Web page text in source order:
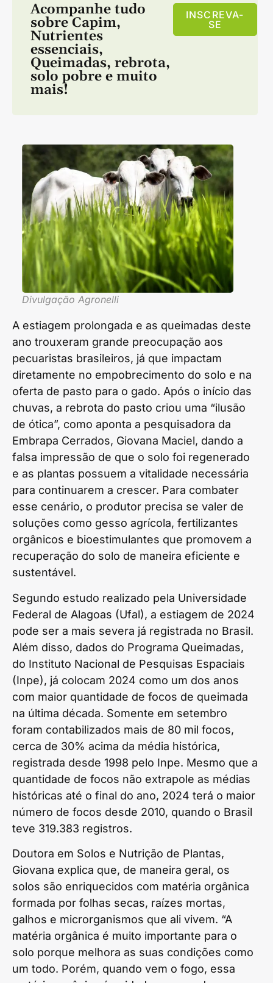
Acompanhe tudo
sobre Capim,
Nutrientes
essenciais,
Queimadas, rebrota,
solo pobre e muito
mais!
INSCREVA-
SE
Divulgação Agronelli
A estiagem prolongada e as queimadas deste
ano trouxeram grande preocupação aos
pecuaristas brasileiros, já que impactam
diretamente no empobrecimento do solo e na
oferta de pasto para o gado. Após o início das
chuvas, a rebrota do pasto criou uma “ilusão
de ótica”, como aponta a pesquisadora da
Embrapa Cerrados, Giovana Maciel, dando a
falsa impressão de que o solo foi regenerado
e as plantas possuem a vitalidade necessária
para continuarem a crescer. Para combater
esse cenário, o produtor precisa se valer de
soluções como gesso agrícola, fertilizantes
orgânicos e bioestimulantes que promovem a
recuperação do solo de maneira eficiente e
sustentável.
Segundo estudo realizado pela Universidade
Federal de Alagoas (Ufal), a estiagem de 2024
pode ser a mais severa já registrada no Brasil.
Além disso, dados do Programa Queimadas,
do Instituto Nacional de Pesquisas Espaciais
(Inpe), já colocam 2024 como um dos anos
com maior quantidade de focos de queimada
na última década. Somente em setembro
foram contabilizados mais de 80 mil focos,
cerca de 30% acima da média histórica,
registrada desde 1998 pelo Inpe. Mesmo que a
quantidade de focos não extrapole as médias
históricas até o final do ano, 2024 terá o maior
número de focos desde 2010, quando o Brasil
teve 319.383 registros.
Doutora em Solos e Nutrição de Plantas,
Giovana explica que, de maneira geral, os
solos são enriquecidos com matéria orgânica
formada por folhas secas, raízes mortas,
galhos e microrganismos que ali vivem. “A
matéria orgânica é muito importante para o
solo porque melhora as suas condições como
um todo. Porém, quando vem o fogo, essa